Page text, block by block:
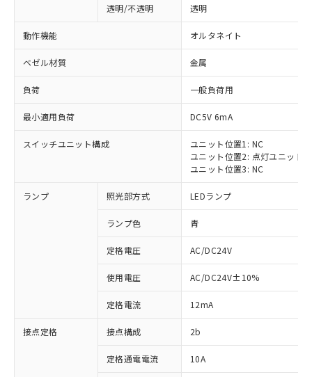
透明/不透明 透明
動作機能 オルタネイト
ベゼル材質 金属
負荷 一般負荷用
最小適用負荷 DC5V 6mA
スイッチユニット構成
ユニット位置1: NC
ユニット位置2: 点灯ユニット
ユニット位置3: NC
ランプ 照光部方式 LEDランプ
ランプ色 青
定格電圧 AC/DC24V
使用電圧 AC/DC24V±10%
定格電流 12mA
接点定格 接点構成 2b
定格通電電流 10A
ご利用条件
※1 対応状況
対応済み：EU RoHS指令（10物質）の
非含有に対応した製品が提供可能な商品で
す。
対応予定：EU RoHS指令（10物質）の非含
有に対応した製品に切り替える予定のある